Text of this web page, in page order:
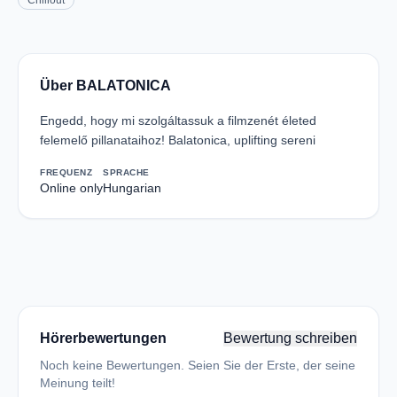
Über BALATONICA
Engedd, hogy mi szolgáltassuk a filmzenét életed
felemelő pillanataihoz! Balatonica, uplifting sereni
FREQUENZ
Online only
SPRACHE
Hungarian
Hörerbewertungen Bewertung schreiben
Noch keine Bewertungen. Seien Sie der Erste, der seine
Meinung teilt!